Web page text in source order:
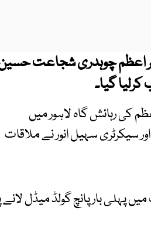
اعظم چوہدری شجاعت
گیا۔
کی رہائش گاہ لاہور میں
سہیل انور نے ملاقات
بار پانچ گولڈ میڈل لانے